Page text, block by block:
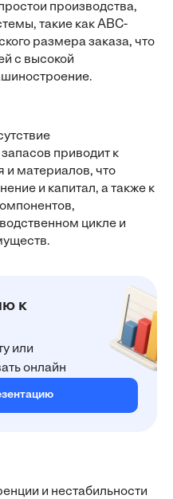
производства,
такие как ABC-
размера заказа, что
с высокой
приводит к
и материалов, что
и капитал, а также к
цикле и
к
или
онлайн
и нестабильности